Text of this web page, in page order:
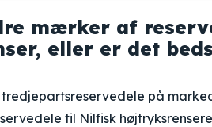
mærker af
eller er det
på
til Nilfisk